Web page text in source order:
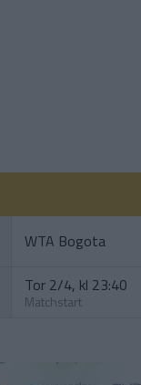
WTA Bogota
Tor 2/4, kl 23:40
Matchstart